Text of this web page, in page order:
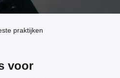
praktijken
voor